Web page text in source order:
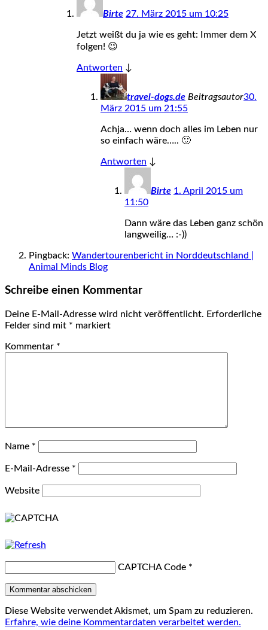
Birte 27. März 2015 um 10:25
Jetzt weißt du ja wie es geht: Immer dem X
folgen! 😉
Antworten ↓
travel-dogs.de Beitragsautor30.
März 2015 um 21:55
Achja… wenn doch alles im Leben nur
so einfach wäre….. 🙂
Antworten ↓
Birte 1. April 2015 um
11:50
Dann wäre das Leben ganz schön
langweilig… :-))
Pingback: Wandertourenbericht in Norddeutschland |
Animal Minds Blog
Schreibe einen Kommentar
Deine E-Mail-Adresse wird nicht veröffentlicht. Erforderliche
Felder sind mit * markiert
Kommentar *
Name *
E-Mail-Adresse *
Website
CAPTCHA Code *
Diese Website verwendet Akismet, um Spam zu reduzieren.
Erfahre, wie deine Kommentardaten verarbeitet werden.